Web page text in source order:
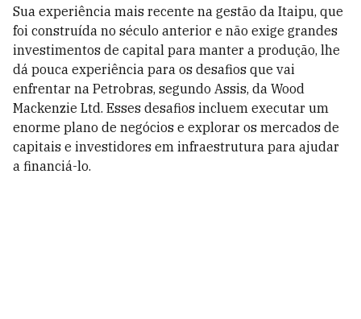
Sua experiência mais recente na gestão da Itaipu, que
foi construída no século anterior e não exige grandes
investimentos de capital para manter a produção, lhe
dá pouca experiência para os desafios que vai
enfrentar na Petrobras, segundo Assis, da Wood
Mackenzie Ltd. Esses desafios incluem executar um
enorme plano de negócios e explorar os mercados de
capitais e investidores em infraestrutura para ajudar
a financiá-lo.